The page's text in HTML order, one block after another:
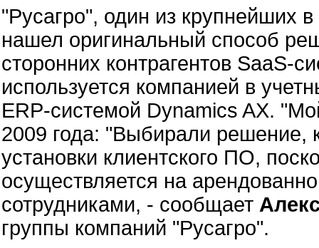
"Русагро", один из крупнейших
нашел оригинальный способ
сторонних контрагентов SaaS-
используется компанией в
ERP-системой Dynamics AX.
2009 года: "Выбирали решение,
установки клиентского ПО,
осуществляется на
сотрудниками, - сообщает
группы компаний "Русагро".